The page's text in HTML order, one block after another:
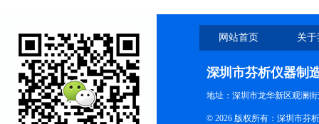
网站首页 关
深圳市芬析仪器制
地址：深圳市龙华新区观澜
© 2026 版权所有：深圳市芬